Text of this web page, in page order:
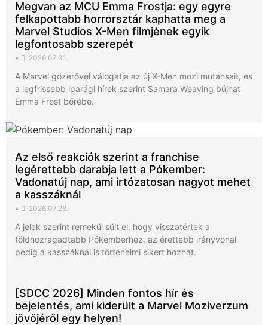
Megvan az MCU Emma Frostja: egy egyre
felkapottabb horrorsztár kaphatta meg a
Marvel Studios X-Men filmjének egyik
legfontosabb szerepét
• 2026.07.31.
A Marvel gőzerővel válogatja az új X-Men mozi mutánsait, és
a legfrissebb iparági hírek szerint Samara Weaving bújhat
Emma Frost bőrébe.
Az első reakciók szerint a franchise
legérettebb darabja lett a Pókember:
Vadonatúj nap, ami irtózatosan nagyot mehet
a kasszáknál
• 2026.07.28.
A jelek szerint remekül sült el, hogy visszatértek a
földhözragadtabb Pókemberhez, az érettebb irányvonal
pedig a kasszáknál is történelmi sikert hozhat.
[SDCC 2026] Minden fontos hír és
bejelentés, ami kiderült a Marvel Moziverzum
jövőjéről egy helyen!